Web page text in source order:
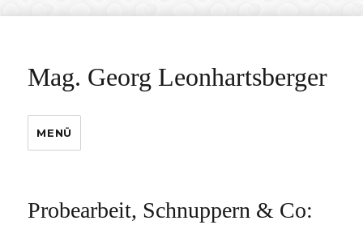
Mag. Georg Leonhartsberger
MENÜ
Probearbeit, Schnuppern & Co: